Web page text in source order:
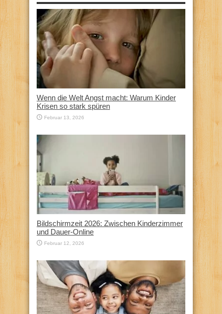
Wenn die Welt Angst macht: Warum Kinder
Krisen so stark spüren
Februar 13, 2026
Bildschirmzeit 2026: Zwischen Kinderzimmer
und Dauer-Online
Februar 12, 2026